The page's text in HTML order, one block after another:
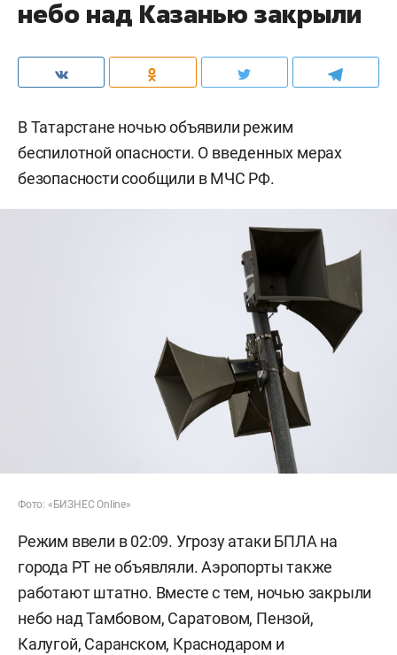
небо над Казанью закрыли
В Татарстане ночью объявили режим
беспилотной опасности. О введенных мерах
безопасности сообщили в МЧС РФ.
Фото: «БИЗНЕС Online»
Режим ввели в 02:09. Угрозу атаки БПЛА на
города РТ не объявляли. Аэропорты также
работают штатно. Вместе с тем, ночью закрыли
небо над Тамбовом, Саратовом, Пензой,
Калугой, Саранском, Краснодаром и